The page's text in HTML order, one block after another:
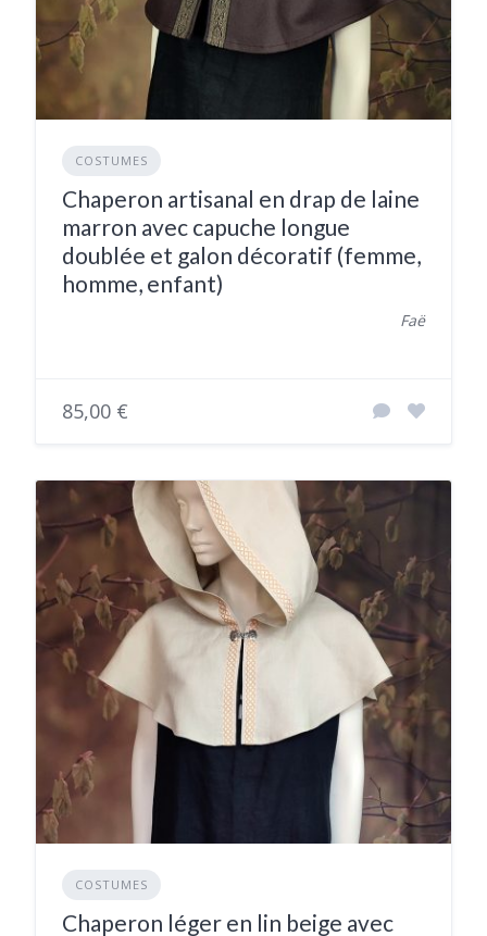
COSTUMES
Chaperon artisanal en drap de laine
marron avec capuche longue
doublée et galon décoratif (femme,
homme, enfant)
Faë
85,00 €
COSTUMES
Chaperon léger en lin beige avec